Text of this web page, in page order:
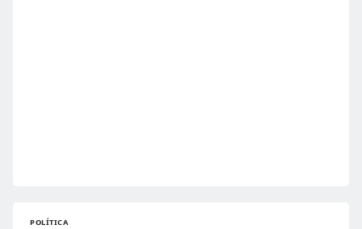
POLÍTICA